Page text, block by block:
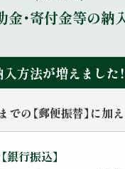
金・寄付金等の納
入方法が増えました！
での【郵便振替】に加え
銀行振込】